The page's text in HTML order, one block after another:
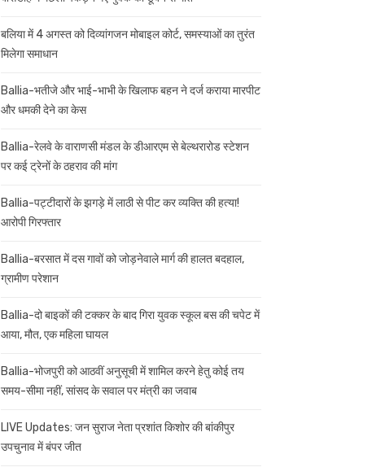
बलिया में 4 अगस्त को दिव्यांगजन मोबाइल कोर्ट, समस्याओं का तुरंत
मिलेगा समाधान
Ballia-भतीजे और भाई-भाभी के खिलाफ बहन ने दर्ज कराया मारपीट
और धमकी देने का केस
Ballia-रेलवे के वाराणसी मंडल के डीआरएम से बेल्थरारोड स्टेशन
पर कई ट्रेनों के ठहराव की मांग
Ballia-पट्टीदारों के झगड़े में लाठी से पीट कर व्यक्ति की हत्या!
आरोपी गिरफ्तार
Ballia-बरसात में दस गावों को जोड़नेवाले मार्ग की हालत बदहाल,
ग्रामीण परेशान
Ballia-दो बाइकों की टक्कर के बाद गिरा युवक स्कूल बस की चपेट में
आया, मौत, एक महिला घायल
Ballia-भोजपुरी को आठवीं अनुसूची में शामिल करने हेतु कोई तय
समय-सीमा नहीं, सांसद के सवाल पर मंत्री का जवाब
LIVE Updates: जन सुराज नेता प्रशांत किशोर की बांकीपुर
उपचुनाव में बंपर जीत